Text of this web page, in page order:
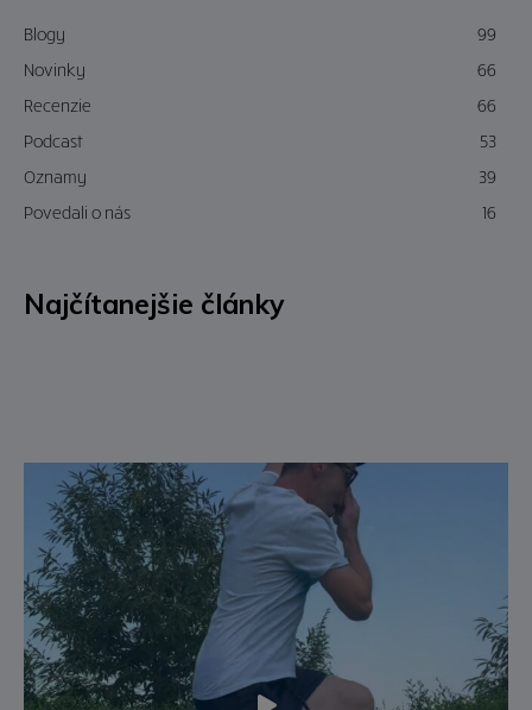
Blogy
99
Novinky
66
Recenzie
66
Podcast
53
Oznamy
39
Povedali o nás
16
Najčítanejšie články